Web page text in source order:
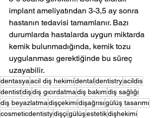
implant ameliyatından 3-3,5 ay sonra
hastanın tedavisi tamamlanır. Bazı
durumlarda hastalarda uygun miktarda
kemik bulunmadığında, kemik tozu
uygulanması gerektiğinde bu süreç
uzayabilir.
dentasyaacil diş hekimidentaldentistryacildis
dentistdişdiş gıcırdatmadiş bakımdiş sağlığı
diş beyazlatmadişçekimidişağrısıgülüş tasarımı
cosmeticdentistydişçigülüşestetikdişhekimi